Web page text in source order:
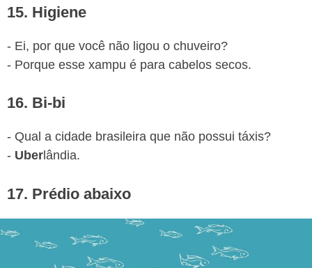
15. Higiene
- Ei, por que você não ligou o chuveiro?
- Porque esse xampu é para cabelos secos.
16. Bi-bi
- Qual a cidade brasileira que não possui táxis?
- Uber lândia.
17. Prédio abaixo